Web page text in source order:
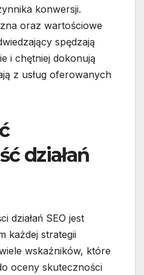
konwersji.
oraz wartościowe
spędzają
i chętniej dokonują
z usług oferowanych
działań
działań SEO jest
każdej strategii
wskaźników, które
oceny skuteczności